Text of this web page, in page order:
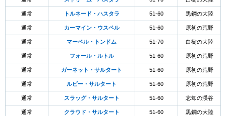
通常 トルネード・ハスタラ 51-60 黒鋼の大陸
通常 カーマイン・ウスペル 51-60 原初の荒野
通常 マーベル・トンドム 51-70 白樹の大陸
通常 フォール・ルトル 51-60 原初の荒野
通常 ガーネット・サルタート 51-60 原初の荒野
通常 ルビー・サルタート 51-60 原初の荒野
通常 スラッグ・サルタート 51-60 忘却の渓谷
通常 クラウド・サルタート 51-60 黒鋼の大陸